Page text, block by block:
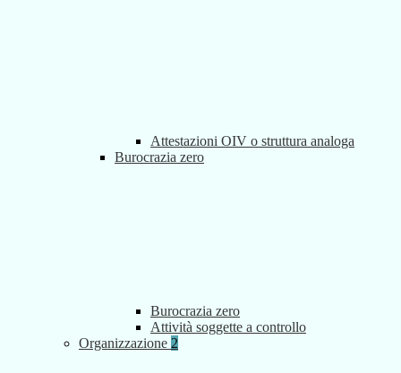
Attestazioni OIV o struttura analoga
Burocrazia zero
Burocrazia zero
Attività soggette a controllo
Organizzazione 2